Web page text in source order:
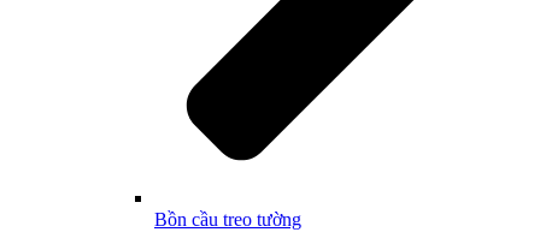
Bồn cầu treo tường